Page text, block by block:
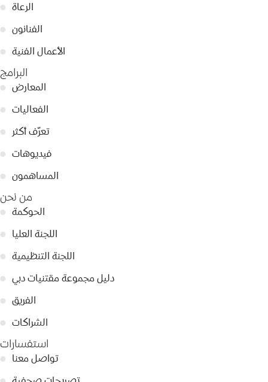
● الرعاة
● الفنانون
● الأعمال الفنية
البرامج
● المعارض
● الفعاليات
●
تعرّف أكثر
● فيديوهات
● المساهمون
من نحن
● الحوكمة
● اللجنة العليا
● اللجنة التنظيمية
● دليل مجموعة مقتنيات دبي
● الفريق
● الشراكات
استفسارات
● تواصل معنا